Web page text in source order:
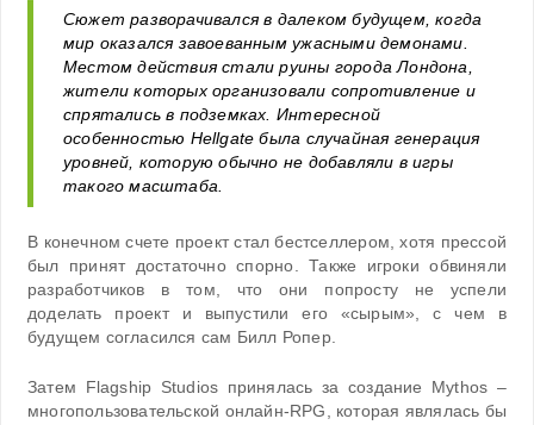
Сюжет разворачивался в далеком будущем, когда
мир оказался завоеванным ужасными демонами.
Местом действия стали руины города Лондона,
жители которых организовали сопротивление и
спрятались в подземках. Интересной
особенностью Hellgate была случайная генерация
уровней, которую обычно не добавляли в игры
такого масштаба.
В конечном счете проект стал бестселлером, хотя прессой
был принят достаточно спорно. Также игроки обвиняли
разработчиков в том, что они попросту не успели
доделать проект и выпустили его «сырым», с чем в
будущем согласился сам Билл Ропер.
Затем Flagship Studios принялась за создание Mythos –
многопользовательской онлайн-RPG, которая являлась бы